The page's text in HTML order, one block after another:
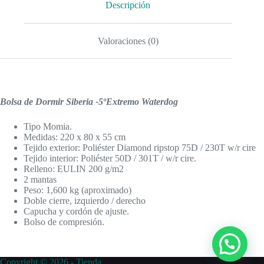
Descripción
Valoraciones (0)
Bolsa de Dormir Siberia -5ºExtremo Waterdog
Tipo Momia.
Medidas: 220 x 80 x 55 cm
Tejido exterior: Poliéster Diamond ripstop 75D / 230T w/r cire
Tejido interior: Poliéster 50D / 301T / w/r cire.
Relleno: EULIN 200 g/m2
2 mantas
Peso: 1,600 kg (aproximado)
Doble cierre, izquierdo / derecho
Capucha y cordón de ajuste.
Bolso de compresión.